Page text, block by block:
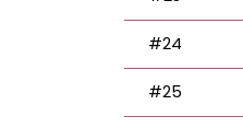
#24
#25